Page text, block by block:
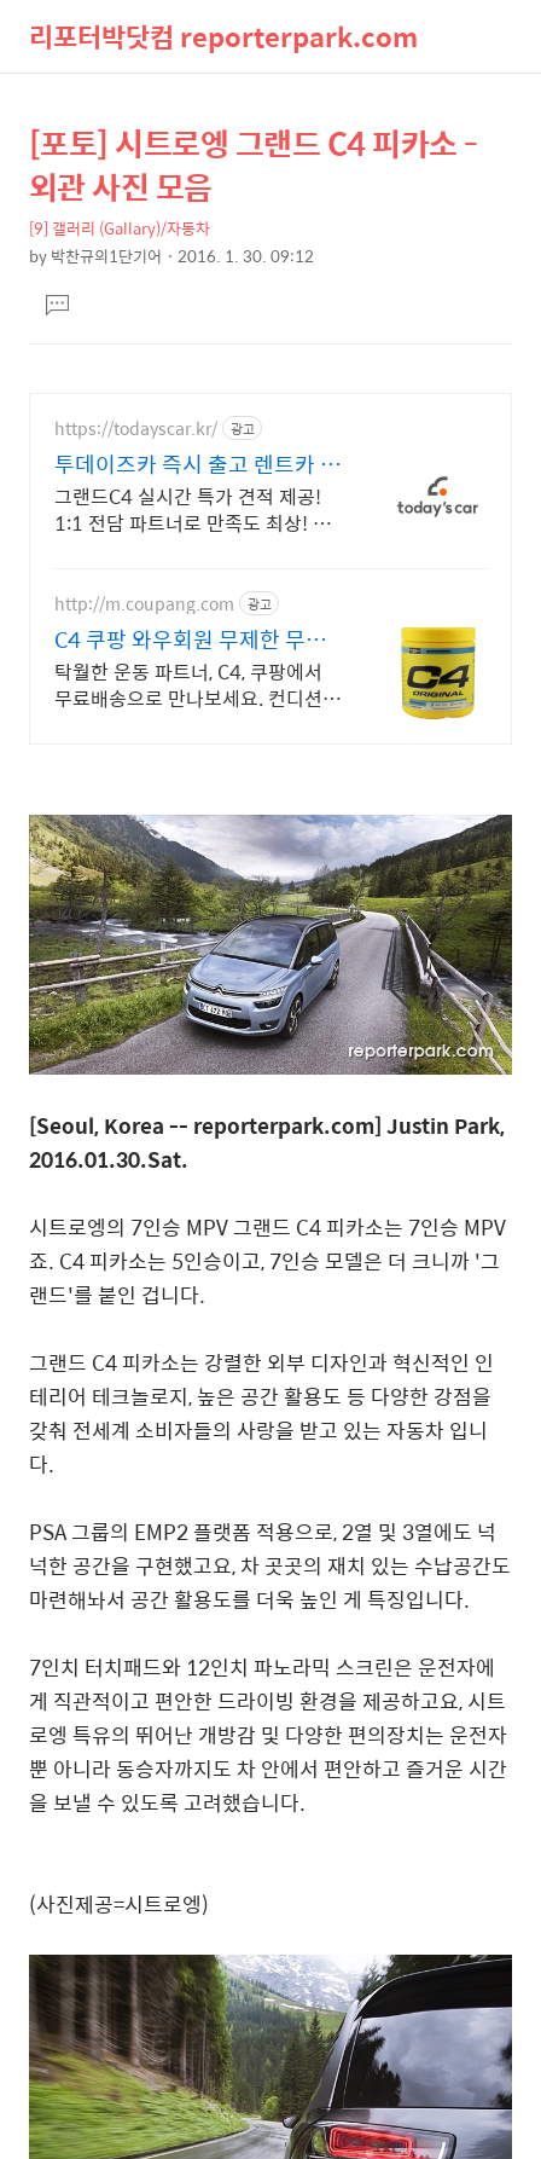
리포터박닷컴 reporterpark.com
색
상
세
텐
본
문
제
목
[포토] 시트로엥 그랜드 C4 피카소 -
외관 사진 모음
[9] 갤러리 (Gallary)/자동차
by박찬규의1단기어 2016. 1. 30. 09:12
문댓
글
https://todayscar.kr/ 광고
투데이즈카 즉시 출고 렌트카 전
문가의 1:1 맞춤 컨설팅
그랜드C4 실시간 특가 견적 제공!
1:1 전담 파트너로 만족도 최상! 전
요!
http://m.coupang.com 광고
C4 쿠팡 와우회원 무제한 무료
배송
탁월한 운동 파트너, C4, 쿠팡에서
무료배송으로 만나보세요. 컨디션
[Seoul, Korea -- reporterpark.com] Justin Park,
2016.01.30.Sat.
시트로엥의 7인승 MPV 그랜드 C4 피카소는 7인승 MPV
죠. C4 피카소는 5인승이고, 7인승 모델은 더 크니까 '그
랜드'를 붙인 겁니다.
그랜드 C4 피카소는 강렬한 외부 디자인과 혁신적인 인
테리어 테크놀로지, 높은 공간 활용도 등 다양한 강점을
갖춰 전세계 소비자들의 사랑을 받고 있는 자동차 입니
다.
PSA 그룹의 EMP2 플랫폼 적용으로, 2열 및 3열에도 넉
넉한 공간을 구현했고요, 차 곳곳의 재치 있는 수납공간도
마련해놔서 공간 활용도를 더욱 높인 게 특징입니다.
7인치 터치패드와 12인치 파노라믹 스크린은 운전자에
게 직관적이고 편안한 드라이빙 환경을 제공하고요, 시트
로엥 특유의 뛰어난 개방감 및 다양한 편의장치는 운전자
뿐 아니라 동승자까지도 차 안에서 편안하고 즐거운 시간
을 보낼 수 있도록 고려했습니다.
(사진제공=시트로엥)